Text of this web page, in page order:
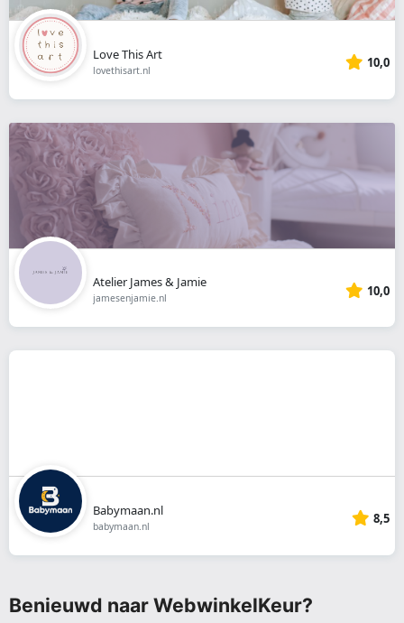
Love This Art
lovethisart.nl 10,0
Atelier James & Jamie
jamesenjamie.nl 10,0
Babymaan.nl
babymaan.nl 8,5
Benieuwd naar WebwinkelKeur?